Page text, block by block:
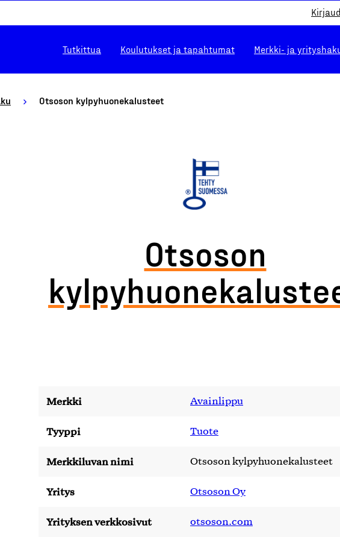
Tutkittua Koulutukset ja tapahtumat Merkki- ja
Otsoson kylpyhuonekalusteet
Otsoson
Merkki Avainlippu
Tyyppi Tuote
Merkkiluvan nimi Otsoson kylpyhuonekalusteet
Yritys Otsoson Oy
Yrityksen verkkosivut otsoson.com